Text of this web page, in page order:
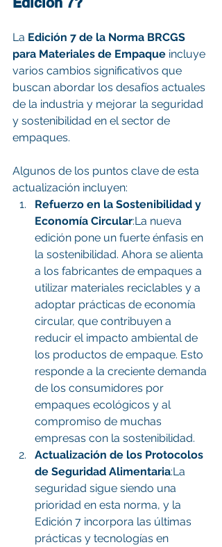
La Edición 7 de la Norma BRCGS
para Materiales de Empaque incluye
varios cambios significativos que
buscan abordar los desafíos actuales
de la industria y mejorar la seguridad
y sostenibilidad en el sector de
empaques.
Algunos de los puntos clave de esta
actualización incluyen:
Refuerzo en la Sostenibilidad y
Economía Circular:La nueva
edición pone un fuerte énfasis en
la sostenibilidad. Ahora se alienta
a los fabricantes de empaques a
utilizar materiales reciclables y a
adoptar prácticas de economía
circular, que contribuyen a
reducir el impacto ambiental de
los productos de empaque. Esto
responde a la creciente demanda
de los consumidores por
empaques ecológicos y al
compromiso de muchas
empresas con la sostenibilidad.
Actualización de los Protocolos
de Seguridad Alimentaria:La
seguridad sigue siendo una
prioridad en esta norma, y la
Edición 7 incorpora las últimas
prácticas y tecnologías en